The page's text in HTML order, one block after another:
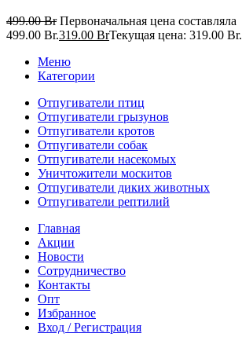
499.00Br Первоначальная цена составляла
499.00 Br.319.00 BrТекущая цена: 319.00 Br.
Меню
Категории
Отпугиватели птиц
Отпугиватели грызунов
Отпугиватели кротов
Отпугиватели собак
Отпугиватели насекомых
Уничтожители москитов
Отпугиватели диких животных
Отпугиватели рептилий
Главная
Акции
Новости
Сотрудничество
Контакты
Опт
Избранное
Вход / Регистрация